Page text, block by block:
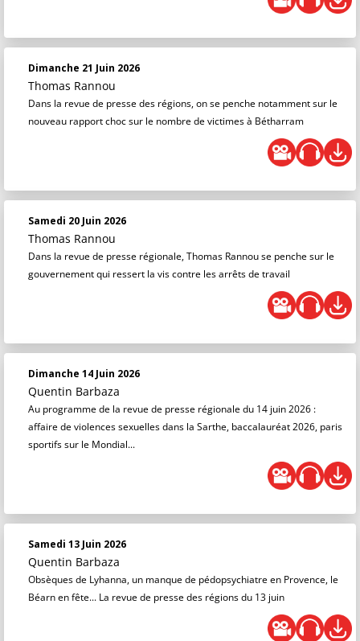
Dimanche 21 Juin 2026
Thomas Rannou
Dans la revue de presse des régions, on se penche notamment sur le
nouveau rapport choc sur le nombre de victimes à Bétharram
Samedi 20 Juin 2026
Thomas Rannou
Dans la revue de presse régionale, Thomas Rannou se penche sur le
gouvernement qui ressert la vis contre les arrêts de travail
Dimanche 14 Juin 2026
Quentin Barbaza
Au programme de la revue de presse régionale du 14 juin 2026 :
affaire de violences sexuelles dans la Sarthe, baccalauréat 2026, paris
sportifs sur le Mondial...
Samedi 13 Juin 2026
Quentin Barbaza
Obsèques de Lyhanna, un manque de pédopsychiatre en Provence, le
Béarn en fête... La revue de presse des régions du 13 juin